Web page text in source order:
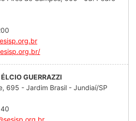
GUERRAZZI
695 - Jardim Brasil - Jundiaí/SP